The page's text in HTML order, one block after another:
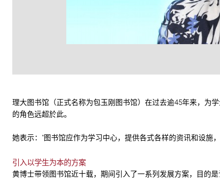
理大图书馆（正式名称为包玉刚图书馆）在过去逾45年来，为
的角色远超於此。
她表示："图书馆应作为学习中心，提供各式各样的资讯和设施
引入以学生为本的方案
黄博士带领图书馆近十载，期间引入了一系列发展方案，目的